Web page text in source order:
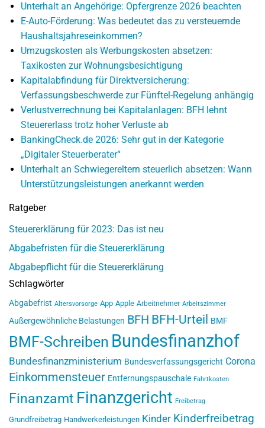
Unterhalt an Angehörige: Opfergrenze 2026 beachten
E-Auto-Förderung: Was bedeutet das zu versteuernde
Haushaltsjahreseinkommen?
Umzugskosten als Werbungskosten absetzen:
Taxikosten zur Wohnungsbesichtigung
Kapitalabfindung für Direktversicherung:
Verfassungsbeschwerde zur Fünftel-Regelung anhängig
Verlustverrechnung bei Kapitalanlagen: BFH lehnt
Steuererlass trotz hoher Verluste ab
BankingCheck.de 2026: Sehr gut in der Kategorie
„Digitaler Steuerberater“
Unterhalt an Schwiegereltern steuerlich absetzen: Wann
Unterstützungsleistungen anerkannt werden
Ratgeber
Steuererklärung für 2023: Das ist neu
Abgabefristen für die Steuererklärung
Abgabepflicht für die Steuererklärung
Schlagwörter
Abgabefrist Altersvorsorge App Apple Arbeitnehmer Arbeitszimmer
Außergewöhnliche Belastungen BFH BFH-Urteil BMF
BMF-Schreiben Bundesfinanzhof
Bundesfinanzministerium Bundesverfassungsgericht Corona
Einkommensteuer Entfernungspauschale Fahrtkosten
Finanzamt Finanzgericht Freibetrag
Grundfreibetrag Handwerkerleistungen Kinder Kinderfreibetrag